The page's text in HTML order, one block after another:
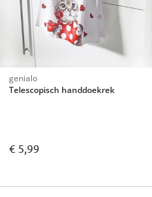
genialo
Telescopisch handdoekrek
€ 5,99